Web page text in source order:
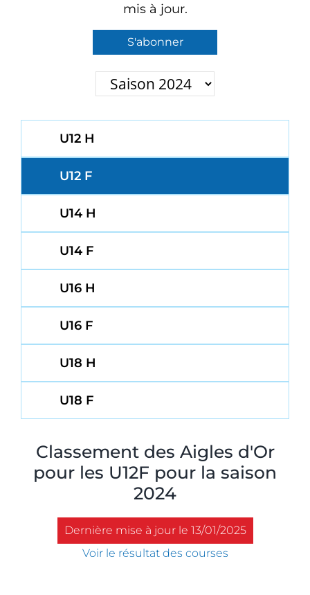
mis à jour.
S'abonner
U12 H
U12 F
U14 H
U14 F
U16 H
U16 F
U18 H
U18 F
Classement des Aigles d'Or
pour les U12F pour la saison
2024
Dernière mise à jour le 13/01/2025
Voir le résultat des courses